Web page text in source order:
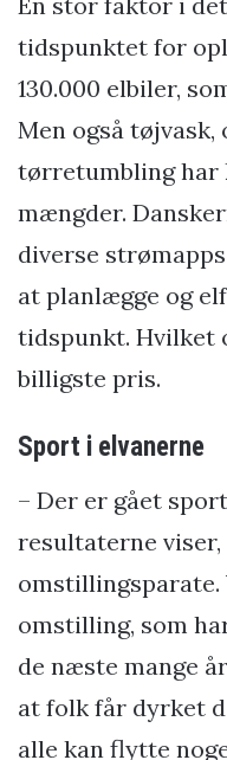
tidspunktet for
130.000 elbiler,
Men også tøjvask,
tørretumbling har
mængder.
diverse
at planlægge og
tidspunkt. Hvilket
billigste pris.
Sport i elvanerne
– Der er gået
resultaterne
omstilling, som
de næste mange
at folk får dyrket
alle kan flytte